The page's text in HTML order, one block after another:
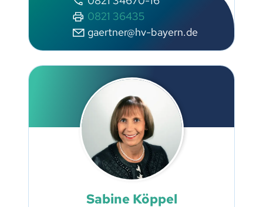
0821 36435
gaertner@hv-bayern.de
Sabine Köppel